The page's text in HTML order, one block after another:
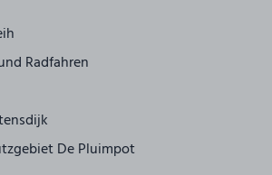
Radfahren
De Pluimpot